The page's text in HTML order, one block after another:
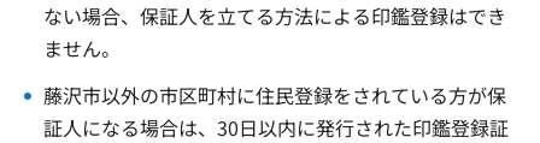
ない場合、保証人を立てる方法による印鑑登録はでき
ません。
藤沢市以外の市区町村に住民登録をされている方が保
証人になる場合は、30日以内に発行された印鑑登録証